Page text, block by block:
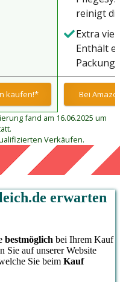
reinigt
dient
Extra
Enthält
Packung
360 ml
geeignet
längere
bis zu
kaufen!* Bei
fand am 16.06.2025 um
Verkäufen.
erwarten
bestmöglich bei Ihrem Kauf
Sie auf unserer Website
Sie beim Kauf